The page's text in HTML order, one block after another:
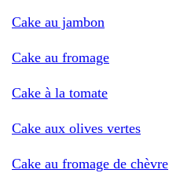
Cake au jambon
Cake au fromage
Cake à la tomate
Cake aux olives vertes
Cake au fromage de chèvre